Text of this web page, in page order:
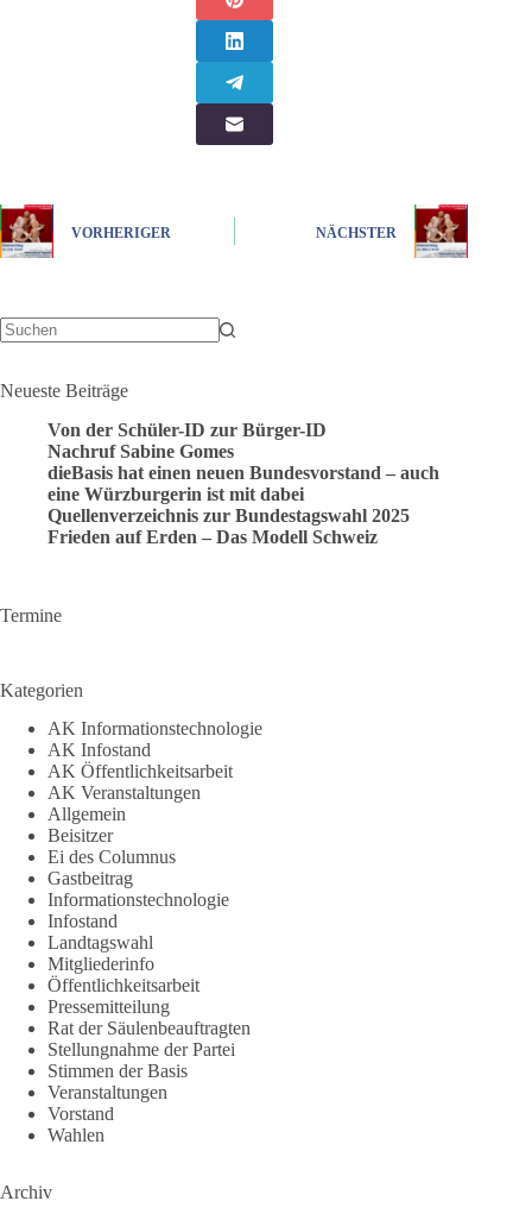
VORHERIGER NÄCHSTER
Neueste Beiträge
Von der Schüler-ID zur Bürger-ID
Nachruf Sabine Gomes
dieBasis hat einen neuen Bundesvorstand – auch
eine Würzburgerin ist mit dabei
Quellenverzeichnis zur Bundestagswahl 2025
Frieden auf Erden – Das Modell Schweiz
Termine
Kategorien
AK Informationstechnologie
AK Infostand
AK Öffentlichkeitsarbeit
AK Veranstaltungen
Allgemein
Beisitzer
Ei des Columnus
Gastbeitrag
Informationstechnologie
Infostand
Landtagswahl
Mitgliederinfo
Öffentlichkeitsarbeit
Pressemitteilung
Rat der Säulenbeauftragten
Stellungnahme der Partei
Stimmen der Basis
Veranstaltungen
Vorstand
Wahlen
Archiv